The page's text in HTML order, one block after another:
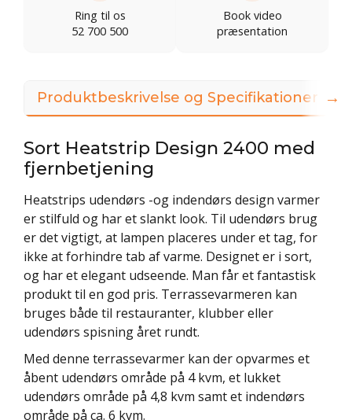
Ring til os
52 700 500
Book video
præsentation
Produktbeskrivelse og Specifikationer
Sort Heatstrip Design 2400 med
fjernbetjening
Heatstrips udendørs -og indendørs design varmer
er stilfuld og har et slankt look. Til udendørs brug
er det vigtigt, at lampen placeres under et tag, for
ikke at forhindre tab af varme. Designet er i sort,
og har et elegant udseende. Man får et fantastisk
produkt til en god pris. Terrassevarmeren kan
bruges både til restauranter, klubber eller
udendørs spisning året rundt.
Med denne terrassevarmer kan der opvarmes et
åbent udendørs område på 4 kvm, et lukket
udendørs område på 4,8 kvm samt et indendørs
område på ca. 6 kvm.
→